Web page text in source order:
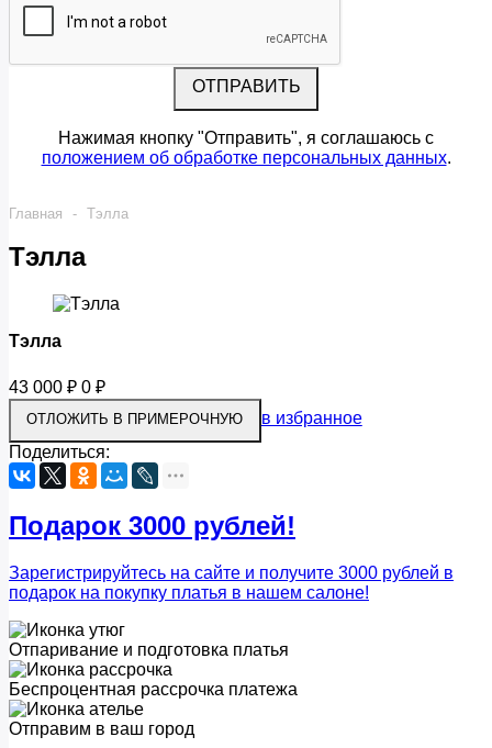
ОТПРАВИТЬ
Нажимая кнопку "Отправить", я соглашаюсь с
положением об обработке персональных данных.
Главная - Тэлла
Тэлла
Тэлла
43 000 ₽ 0 ₽
в избранное
Поделиться:
Подарок 3000 рублей!
Зарегистрируйтесь на сайте и получите 3000 рублей в
подарок на покупку платья в нашем салоне!
Отпаривание и подготовка платья
Беспроцентная рассрочка платежа
Отправим в ваш город